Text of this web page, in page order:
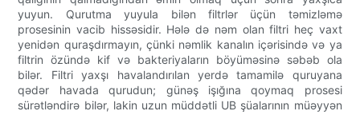
yuyun. Qurutma yuyula bilən filtrlər üçün təmizləmə
prosesinin vacib hissəsidir. Hələ də nəm olan filtri heç vaxt
yenidən quraşdırmayın, çünki nəmlik kanalın içərisində və ya
filtrin özündə kif və bakteriyaların böyüməsinə səbəb ola
bilər. Filtri yaxşı havalandırılan yerdə tamamilə quruyana
qədər havada qurudun; günəş işığına qoymaq prosesi
sürətləndirə bilər, lakin uzun müddətli UB şüalarının müəyyən